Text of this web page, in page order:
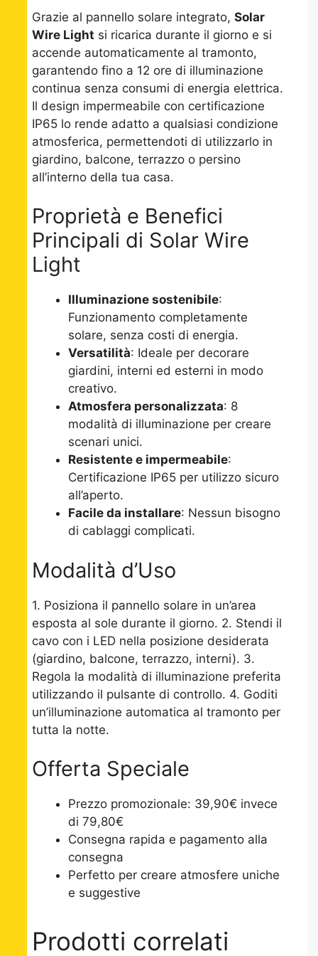
Grazie al pannello solare integrato, Solar
Wire Light si ricarica durante il giorno e si
accende automaticamente al tramonto,
garantendo fino a 12 ore di illuminazione
continua senza consumi di energia elettrica.
Il design impermeabile con certificazione
IP65 lo rende adatto a qualsiasi condizione
atmosferica, permettendoti di utilizzarlo in
giardino, balcone, terrazzo o persino
all’interno della tua casa.
Proprietà e Benefici
Principali di Solar Wire
Light
Illuminazione sostenibile:
Funzionamento completamente
solare, senza costi di energia.
Versatilità: Ideale per decorare
giardini, interni ed esterni in modo
creativo.
Atmosfera personalizzata: 8
modalità di illuminazione per creare
scenari unici.
Resistente e impermeabile:
Certificazione IP65 per utilizzo sicuro
all’aperto.
Facile da installare: Nessun bisogno
di cablaggi complicati.
Modalità d’Uso
1. Posiziona il pannello solare in un’area
esposta al sole durante il giorno. 2. Stendi il
cavo con i LED nella posizione desiderata
(giardino, balcone, terrazzo, interni). 3.
Regola la modalità di illuminazione preferita
utilizzando il pulsante di controllo. 4. Goditi
un’illuminazione automatica al tramonto per
tutta la notte.
Offerta Speciale
Prezzo promozionale: 39,90€ invece
di 79,80€
Consegna rapida e pagamento alla
consegna
Perfetto per creare atmosfere uniche
e suggestive
Prodotti correlati